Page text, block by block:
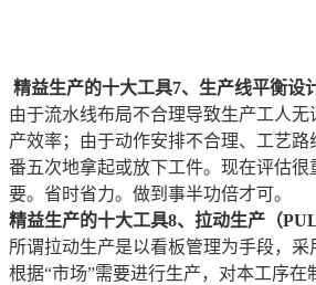
精益生产的十大工具7、生产线平衡设
由于流水线布局不合理导致生产工人
产效率；由于动作安排不合理、工艺路
番五次地拿起或放下工件。现在评估很
要。省时省力。做到事半功倍才可。
精益生产的十大工具8、拉动生产（
所谓拉动生产是以看板管理为手段，采
根据“市场”需要进行生产，对本工序在